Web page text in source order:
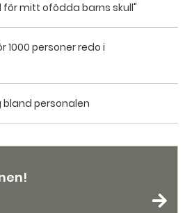
för mitt ofödda barns skull"
1000 personer redo i
bland personalen